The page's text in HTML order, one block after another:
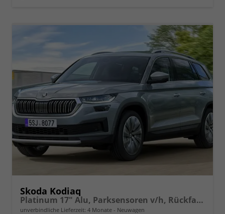
Skoda Kodiaq
Platinum 17" Alu, Parksensoren v/h, Rückfahrkamera, 3-Zonen-Climatronic, Sunset, Sitzheizung, Side Assist, Fernlicht-Assist, Tempomat, Infotainment 10" + Smartlink, Virtual Cockpit, 13" Navi,, M-Lederlenkrad, LED-Scheinwerfer, Dachreling uvm.
unverbindliche Lieferzeit: 4 Monate Neuwagen